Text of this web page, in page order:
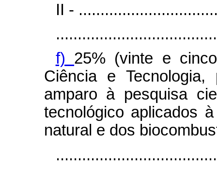
II -
f) 25% (vinte e
Ciência e
amparo à pesquisa
tecnológico aplicados
natural e dos